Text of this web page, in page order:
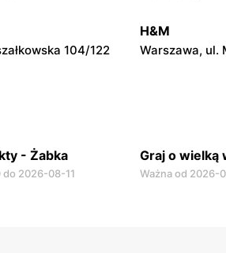
104/122
H&M
Warszawa, ul.
- Żabka
2026-08-11
Graj o wielką
Ważna od 2026-